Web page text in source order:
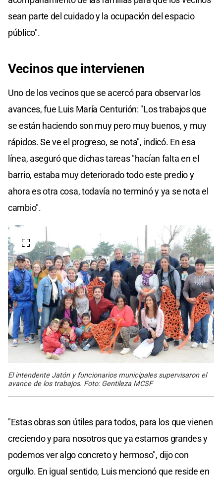
sean parte del cuidado y la ocupación del espacio
público".
Vecinos que intervienen
Uno de los vecinos que se acercó para observar los
avances, fue Luis María Centurión: "Los trabajos que
se están haciendo son muy pero muy buenos, y muy
rápidos. Se ve el progreso, se nota", indicó. En esa
línea, aseguró que dichas tareas "hacían falta en el
barrio, estaba muy deteriorado todo este predio y
ahora es otra cosa, todavía no terminó y ya se nota el
cambio".
El intendente Jatón y funcionarios municipales supervisaron el
avance de los trabajos. Foto: Gentileza MCSF
"Estas obras son útiles para todos, para los que vienen
creciendo y para nosotros que ya estamos grandes y
podemos ver algo concreto y hermoso", dijo con
orgullo. En igual sentido, Luis mencionó que reside en